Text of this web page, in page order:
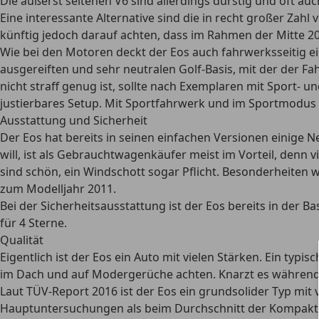
Eine interessante Alternative sind die in recht großer
künftig jedoch darauf achten, dass im Rahmen der Mitte
Wie bei den Motoren deckt der Eos auch
ausgereiften und sehr neutralen Golf-Basis, mit der der
nicht straff genug ist, sollte nach Exemplaren mit Sport-
justierbares Setup. Mit Sportfahrwerk und im
Ausstattung und Sicherheit
Der Eos hat bereits in seinen einfachen Versionen einige
will, ist als Gebrauchtwagenkäufer meist im Vorteil, denn
sind schön, ein Windschott sogar Pflicht. Besonderheiten
zum Modelljahr 2011.
Bei der Sicherheitsausstattung ist der Eos bereits in der
für 4 Sterne.
Qualität
Eigentlich ist der Eos ein Auto mit vielen Stärken. Ein
im Dach und auf Modergerüche achten. Knarzt es
Laut TÜV-Report 2016 ist der Eos ein grundsolider Typ
Hauptuntersuchungen als beim Durchschnitt der